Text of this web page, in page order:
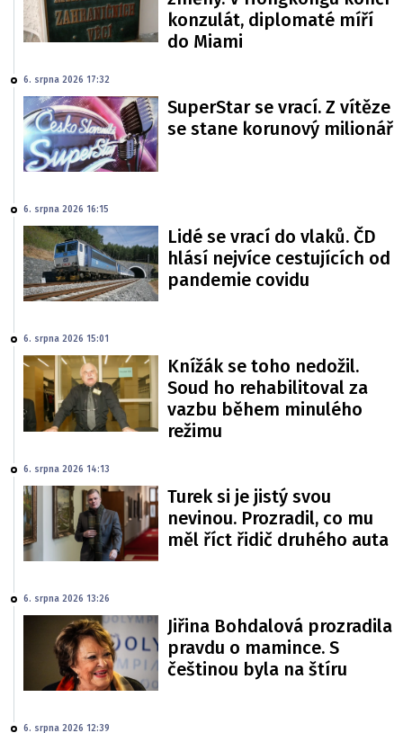
konzulát, diplomaté míří
do Miami
6. srpna 2026 17:32
SuperStar se vrací. Z vítěze
se stane korunový milionář
6. srpna 2026 16:15
Lidé se vrací do vlaků. ČD
hlásí nejvíce cestujících od
pandemie covidu
6. srpna 2026 15:01
Knížák se toho nedožil.
Soud ho rehabilitoval za
vazbu během minulého
režimu
6. srpna 2026 14:13
Turek si je jistý svou
nevinou. Prozradil, co mu
měl říct řidič druhého auta
6. srpna 2026 13:26
Jiřina Bohdalová prozradila
pravdu o mamince. S
češtinou byla na štíru
6. srpna 2026 12:39